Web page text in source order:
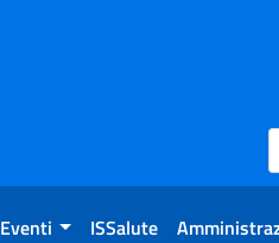
Eventi ISSalute